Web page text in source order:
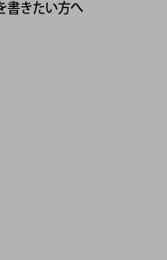
書きたい方へ